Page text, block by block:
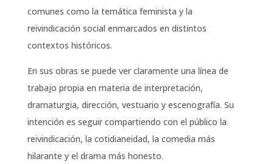
comunes como la temática feminista y la
reivindicación social enmarcados en distintos
contextos históricos.
En sus obras se puede ver claramente una línea de
trabajo propia en materia de interpretación,
dramaturgia, dirección, vestuario y escenografía. Su
intención es seguir compartiendo con el público la
reivindicación, la cotidianeidad, la comedia más
hilarante y el drama más honesto.